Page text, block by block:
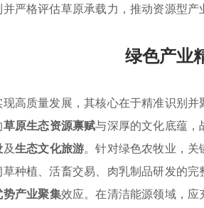
严格评估草原承载力，推动资源型
绿色产业
高质量发展，其核心在于精准识别并
草原生态资源禀赋与深厚的文化底蕴
及生态文化旅游。针对绿色农牧业，
种植、活畜交易、肉乳制品研发的
势产业聚集效应。在清洁能源领域，